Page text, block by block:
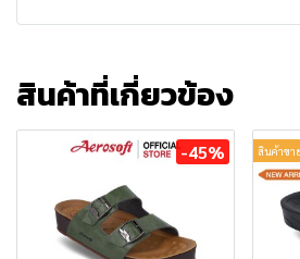
สินค้าที่เกี่ยวข้อง
-45% สินค้าขา